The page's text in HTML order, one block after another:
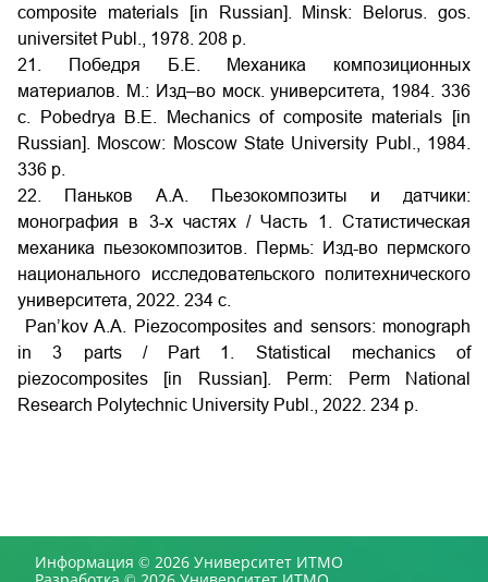
composite materials [in Russian]. Minsk: Belorus. gos.
universitet Publ., 1978. 208 p.
21. Победря Б.Е. Механика композиционных
материалов. М.: Изд–во моск. университета, 1984. 336
c. Pobedrya B.E. Mechanics of composite materials [in
Russian]. Moscow: Moscow State University Publ., 1984.
336 p.
22. Паньков А.А. Пьезокомпозиты и датчики:
монография в 3-х частях / Часть 1. Статистическая
механика пьезокомпозитов. Пермь: Изд-во пермского
национального исследовательского политехнического
университета, 2022. 234 с.
Pan’kov A.A. Piezocomposites and sensors: monograph
in 3 parts / Part 1. Statistical mechanics of
piezocomposites [in Russian]. Perm: Perm National
Research Polytechnic University Publ., 2022. 234 p.
Информация © 2026 Университет ИТМО